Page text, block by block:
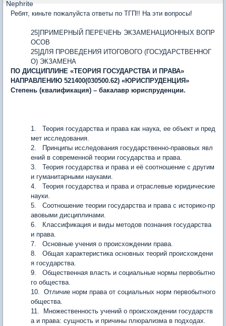
Ребят, киньте пожалуйста ответы по ТГП!! На эти вопросы!
25]ПРИМЕРНЫЙ ПЕРЕЧЕНЬ ЭКЗАМЕНАЦИОННЫХ ВОПР
ОСОВ
25]ДЛЯ ПРОВЕДЕНИЯ ИТОГОВОГО (ГОСУДАРСТВЕННОГ
О) ЭКЗАМЕНА
ПО ДИСЦИПЛИНЕ «ТЕОРИЯ ГОСУДАРСТВА И ПРАВА»
НАПРАВЛЕНИЮ 521400(030500.62) «ЮРИСПРУДЕНЦИЯ»
Степень (квалификация) – бакалавр юриспруденции.
1. Теория государства и права как наука, ее объект и пред
мет исследования.
2. Принципы исследования государственно-правовых явл
ений в современной теории государства и права.
3. Теория государства и права и её соотношение с другим
и гуманитарными науками.
4. Теория государства и права и отраслевые юридические
науки.
5. Соотношение теории государства и права с историко-пр
авовыми дисциплинами.
6. Классификация и виды методов познания государства
и права.
7. Основные учения о происхождении права.
8. Общая характеристика основных теорий происхождени
я государства.
9. Общественная власть и социальные нормы первобытно
го общества.
10. Отличие норм права от социальных норм первобытного
общества.
11. Множественность учений о происхождении государств
а и права: сущность и причины плюрализма в подходах.